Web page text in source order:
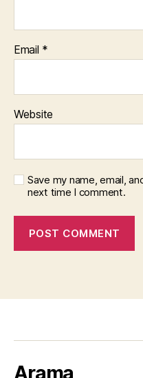
Email *
Website
Save my name, email,
next time I comment.
Arama